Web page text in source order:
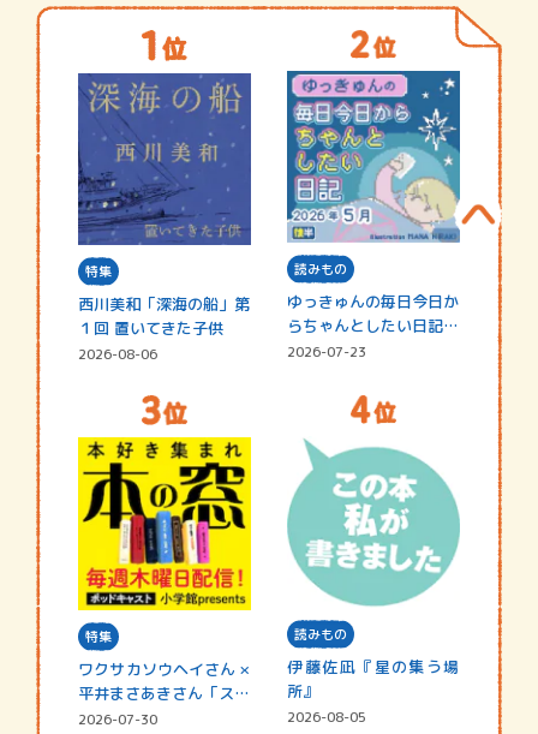
特集
西川美和「深海の船」第
１回 置いてきた子供
2026-08-06
読みもの
ゆっきゅんの毎日今日か
らちゃんとしたい日記
☆202…
2026-07-23
特集
ワクサカソウヘイさん ×
平井まさあきさん「スペ
シャ…
2026-07-30
読みもの
伊藤佐凪『星の集う場
所』
2026-08-05